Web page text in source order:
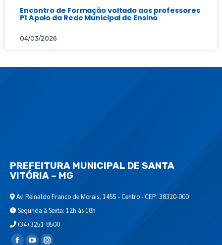
Encontro de Formação voltado aos professores
P1 Apoio da Rede Municipal de Ensino
04/03/2026
PREFEITURA MUNICIPAL DE SANTA
VITÓRIA – MG
Av. Reinaldo Franco de Morais, 1455 - Centro - CEP: 38320-000
Segunda à Sexta: 12h às 18h
(34) 3251-8500